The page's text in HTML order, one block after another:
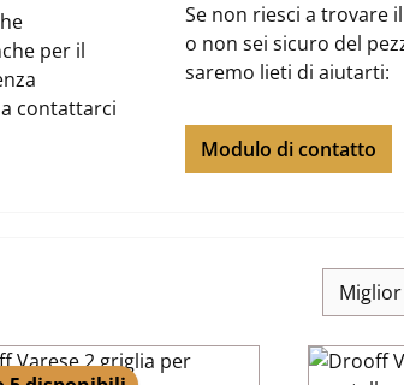
per il
contattarci
Se non riesci a trovare
o non sei sicuro del
saremo lieti di aiutarti:
Modulo di contatto